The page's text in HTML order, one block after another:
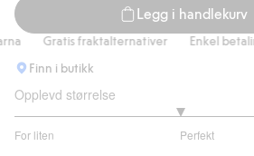
Legg i handlekurv
Gratis fraktalternativer Enkel
Finn i butikk
Opplevd størrelse
For liten Perfekt
av